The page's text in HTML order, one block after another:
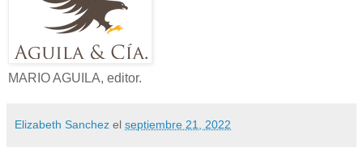
MARIO AGUILA, editor.
Elizabeth Sanchez el septiembre 21, 2022